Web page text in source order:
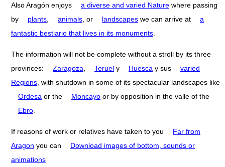
Also Aragón enjoys a diverse and varied Nature where passing
by
plants animals , or landscapes we can arrive at
a
fantastic bestiario that lives in its monuments
The information will not be complete without a stroll by its three
provinces:
Zaragoza Teruel y Huesca y sus
varied
Regions , with shutdown in some of its spectacular landscapes like
Ordesa or the Moncayo or by opposition in the valle of the
Ebro
If reasons of work or relatives have taken to you
Far from
Aragon you can
Download images of bottom, sounds or
animations